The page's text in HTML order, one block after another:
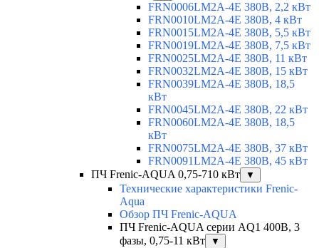
FRN0006LM2A-4E 380В, 2,2 кВт
FRN0010LM2A-4E 380В, 4 кВт
FRN0015LM2A-4E 380В, 5,5 кВт
FRN0019LM2A-4E 380В, 7,5 кВт
FRN0025LM2A-4E 380В, 11 кВт
FRN0032LM2A-4E 380В, 15 кВт
FRN0039LM2A-4E 380В, 18,5
кВт
FRN0045LM2A-4E 380В, 22 кВт
FRN0060LM2A-4E 380В, 18,5
кВт
FRN0075LM2A-4E 380В, 37 кВт
FRN0091LM2A-4E 380В, 45 кВт
ПЧ Frenic-AQUA 0,75-710 кВт
▼
Технические характеристики Frenic-
Aqua
Обзор ПЧ Frenic-AQUA
ПЧ Frenic-AQUA серии AQ1 400В, 3
фазы, 0,75-11 кВт
▼